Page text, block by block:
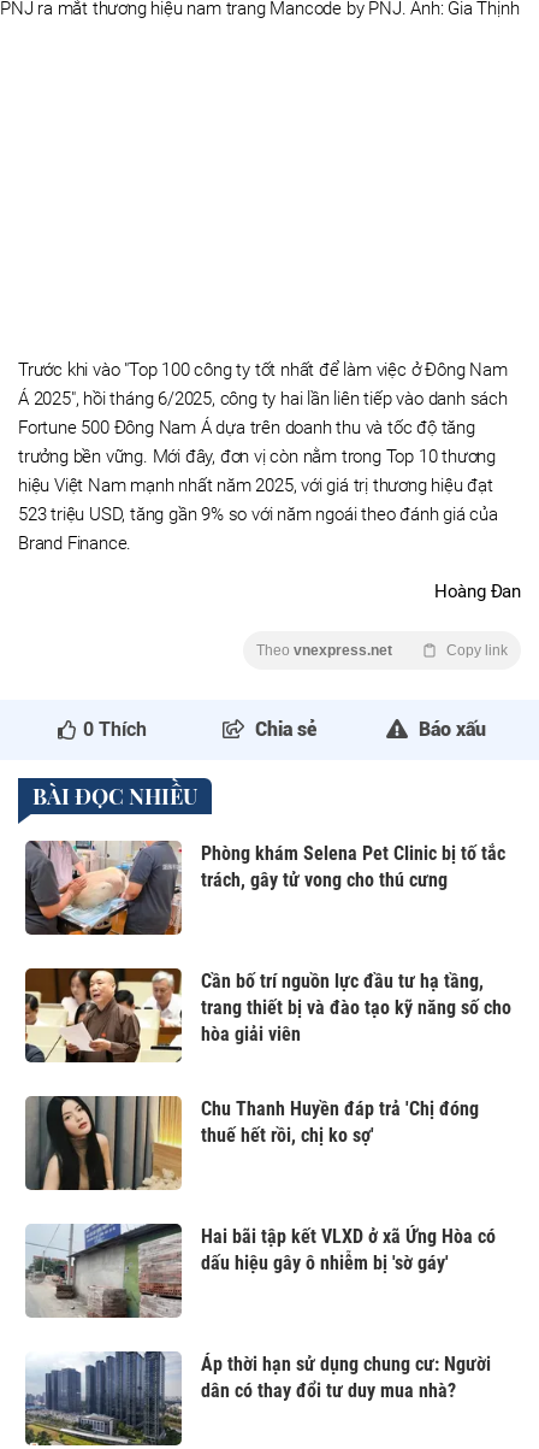
PNJ ra mắt thương hiệu nam trang Mancode by PNJ. Ảnh: Gia Thịnh
Trước khi vào "Top 100 công ty tốt nhất để làm việc ở Đông Nam
Á 2025", hồi tháng 6/2025, công ty hai lần liên tiếp vào danh sách
Fortune 500 Đông Nam Á dựa trên doanh thu và tốc độ tăng
trưởng bền vững. Mới đây, đơn vị còn nằm trong Top 10 thương
hiệu Việt Nam mạnh nhất năm 2025, với giá trị thương hiệu đạt
523 triệu USD, tăng gần 9% so với năm ngoái theo đánh giá của
Brand Finance.
Hoàng Đan
Theo vnexpress.net Copy link
0 Thích Chia sẻ Báo xấu
BÀI ĐỌC NHIỀU
Phòng khám Selena Pet Clinic bị tố tắc
trách, gây tử vong cho thú cưng
Cần bố trí nguồn lực đầu tư hạ tầng,
trang thiết bị và đào tạo kỹ năng số cho
hòa giải viên
Chu Thanh Huyền đáp trả 'Chị đóng
thuế hết rồi, chị ko sợ'
Hai bãi tập kết VLXD ở xã Ứng Hòa có
dấu hiệu gây ô nhiễm bị 'sờ gáy'
Áp thời hạn sử dụng chung cư: Người
dân có thay đổi tư duy mua nhà?